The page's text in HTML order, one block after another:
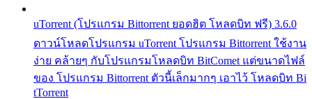
uTorrent (โปรแกรม Bittorrent ยอดฮิต โหลดบิท ฟรี) 3.6.0
ดาวน์โหลดโปรแกรม uTorrent โปรแกรม Bittorrent ใช้งาน
ง่าย คล้ายๆ กับโปรแกรมโหลดบิท BitComet แต่ขนาดไฟล์
ของ โปรแกรม Bittorrent ตัวนี้เล็กมากๆ เอาไว้ โหลดบิท Bi
tTorrent